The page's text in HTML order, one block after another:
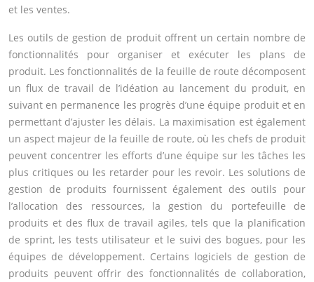
et les ventes.
Les outils de gestion de produit offrent un certain nombre de
fonctionnalités pour organiser et exécuter les plans de
produit. Les fonctionnalités de la feuille de route décomposent
un flux de travail de l’idéation au lancement du produit, en
suivant en permanence les progrès d’une équipe produit et en
permettant d’ajuster les délais. La maximisation est également
un aspect majeur de la feuille de route, où les chefs de produit
peuvent concentrer les efforts d’une équipe sur les tâches les
plus critiques ou les retarder pour les revoir. Les solutions de
gestion de produits fournissent également des outils pour
l’allocation des ressources, la gestion du portefeuille de
produits et des flux de travail agiles, tels que la planification
de sprint, les tests utilisateur et le suivi des bogues, pour les
équipes de développement. Certains logiciels de gestion de
produits peuvent offrir des fonctionnalités de collaboration,